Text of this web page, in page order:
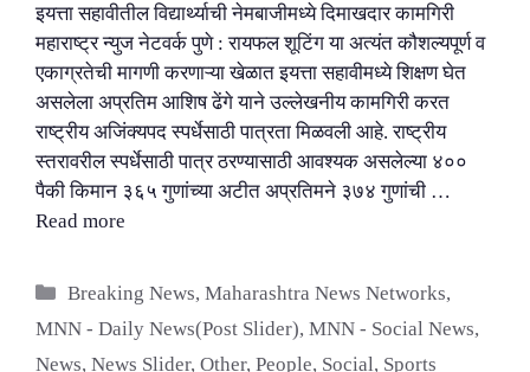
इयत्ता सहावीतील विद्यार्थ्याची नेमबाजीमध्ये दिमाखदार कामगिरी
महाराष्ट्र न्युज नेटवर्क पुणे : रायफल शूटिंग या अत्यंत कौशल्यपूर्ण व
एकाग्रतेची मागणी करणाऱ्या खेळात इयत्ता सहावीमध्ये शिक्षण घेत
असलेला अप्रतिम आशिष ढेंगे याने उल्लेखनीय कामगिरी करत
राष्ट्रीय अजिंक्यपद स्पर्धेसाठी पात्रता मिळवली आहे. राष्ट्रीय
स्तरावरील स्पर्धेसाठी पात्र ठरण्यासाठी आवश्यक असलेल्या ४००
पैकी किमान ३६५ गुणांच्या अटीत अप्रतिमने ३७४ गुणांची …
Read more
Categories
Breaking News,Maharashtra News Networks,
MNN - Daily News(Post Slider), MNN - Social News,
News, News Slider, Other, People, Social, Sports